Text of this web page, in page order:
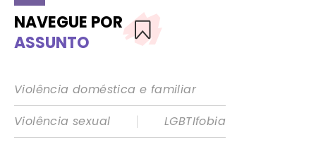
NAVEGUE POR
ASSUNTO
Violência doméstica e familiar
Violência sexual
|
LGBTIfobia